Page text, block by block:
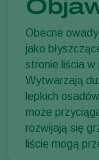
Obecne
jako
stronie liścia w
Wytwarzają
lepkich
może
rozwijają się
liście mogą